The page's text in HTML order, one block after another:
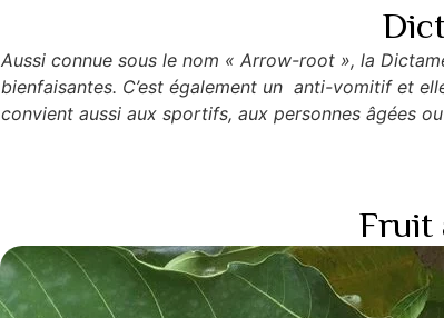
Aussi connue sous le nom « Arrow-root », la
bienfaisantes. C’est également un anti-vomitif et
convient aussi aux sportifs, aux personnes âgées
Fruit